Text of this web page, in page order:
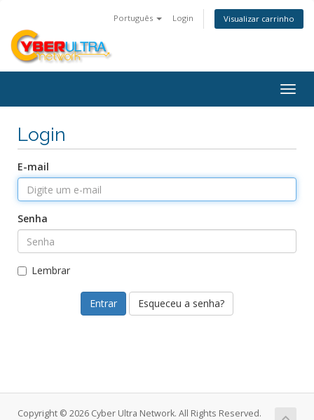
Português Login Visualizar carrinho
Login
E-mail
Senha
Lembrar
Esqueceu a senha?
Copyright © 2026 Cyber Ultra Network. All Rights Reserved.